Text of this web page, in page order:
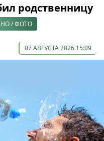
родственницу
/ ФОТО
07 АВГУСТА 2026 15:09